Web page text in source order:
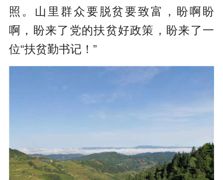
照。山里群众要脱贫要致富，盼啊盼
啊，盼来了党的扶贫好政策，盼来了一
位“扶贫勤书记！”